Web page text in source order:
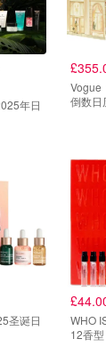
Vogue Vogue 2025圣诞
倒数日
Cult
WHO
12香型